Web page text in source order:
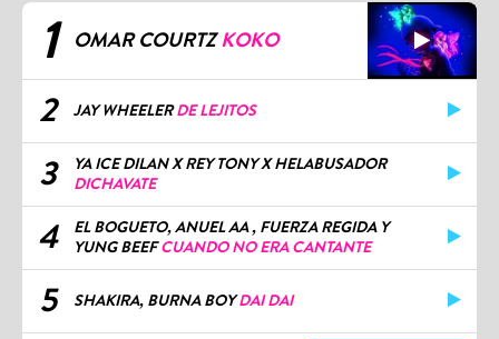
1 OMAR COURTZKOKO
2 JAY WHEELERDE LEJITOS
3
YA ICE DILAN X REY TONY X HELABUSADOR
DICHAVATE
4
EL BOGUETO, ANUEL AA , FUERZA REGIDA Y
YUNG BEEFCUANDO NO ERA CANTANTE
5 SHAKIRA, BURNA BOYDAI DAI